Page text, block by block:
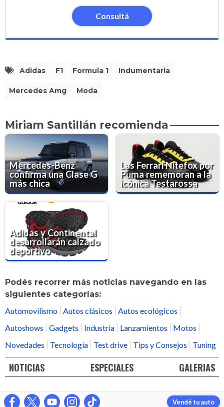
Consultá
Adidas F1 Formula 1 Indumentaria
Mercedes Amg Moda
Miriam Santillán recomienda
Mercedes-Benz
confirma una Clase G
más chica
Las Ferrari Nitefox por
Puma rememoran a la
icónica Testarossa
Adidas y Continental
desarrollarán calzado
deportivo
Podés recorrer más noticias navegando en las
siguientes categorías:
Automovilismo Autos clásicos
Autos ecológicos
Autoshows
Gadgets Industria Lanzamientos
Motos
Novedades
Tecnología Test drive Tips y Consejos Tuning
NOTICIAS ESPECIALES GALERIAS
Vendé tu auto